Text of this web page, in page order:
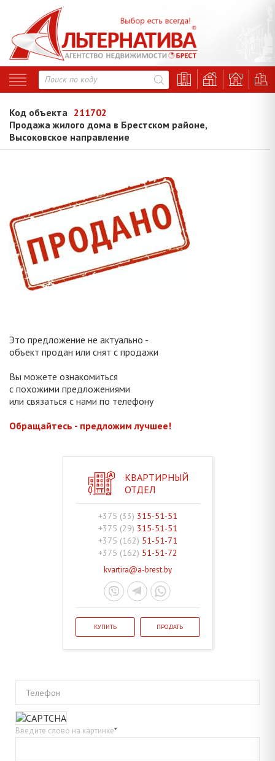
Код объекта 211702
Продажа жилого дома в Брестском районе,
Высоковское направление
Это предложение не актуально -
объект продан или снят с продажи
Вы можете ознакомиться
с похожими предложениями
или связаться с нами по телефону
Обращайтесь - предложим лучшее!
КВАРТИРНЫЙ
ОТДЕЛ
+375 (33) 315-51-51
+375 (29) 315-51-51
+375 (162) 51-51-71
+375 (162) 51-51-72
kvartira@a-brest.by
КУПИТЬ ПРОДАТЬ
Телефон
Введите слово на картинке*